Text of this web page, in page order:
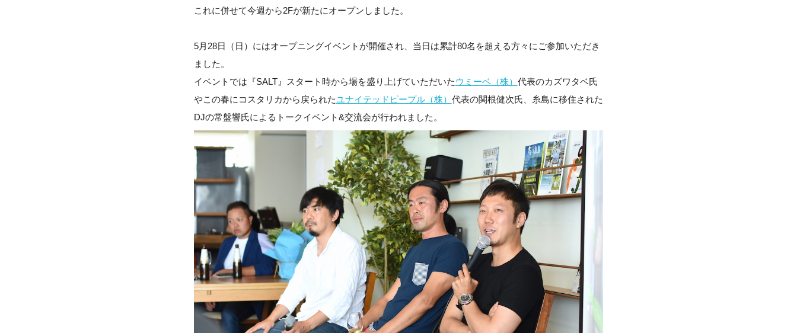
これに併せて今週から2Fが新たにオープンしました。
5月28日（日）にはオープニングイベントが開催され、当日は累計80名を超える方々にご参加いただき
ました。
イベントでは『SALT』スタート時から場を盛り上げていただいたウミーベ（株） 代表のカズワタベ氏
やこの春にコスタリカから戻られたユナイテッドピープル（株） 代表の関根健次氏、糸島に移住された
DJの常盤響氏によるトークイベント&交流会が行われました。